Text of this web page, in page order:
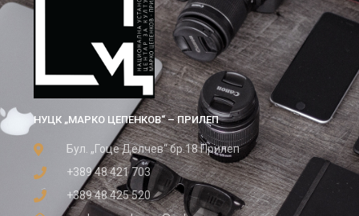
НУЦК „МАРКО ЦЕПЕНКОВ“ – ПРИЛЕП
Бул. „Гоце Делчев“ бр.18 Прилеп
+389 48 421 703
+389 48 425 520